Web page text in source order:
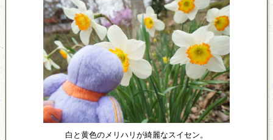
白と黄色のメリハリが綺麗なスイセン。